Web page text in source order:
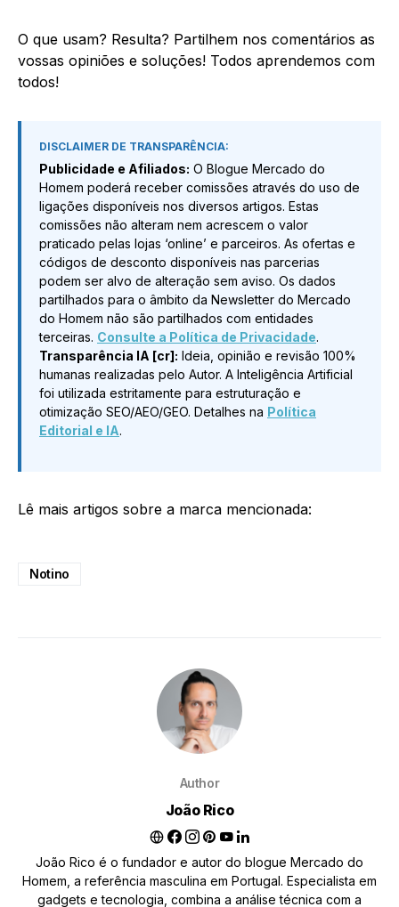
O que usam? Resulta? Partilhem nos comentários as
vossas opiniões e soluções! Todos aprendemos com
todos!
DISCLAIMER DE TRANSPARÊNCIA:
Publicidade e Afiliados: O Blogue Mercado do
Homem poderá receber comissões através do uso de
ligações disponíveis nos diversos artigos. Estas
comissões não alteram nem acrescem o valor
praticado pelas lojas ‘online’ e parceiros. As ofertas e
códigos de desconto disponíveis nas parcerias
podem ser alvo de alteração sem aviso. Os dados
partilhados para o âmbito da Newsletter do Mercado
do Homem não são partilhados com entidades
terceiras. Consulte a Política de Privacidade.
Transparência IA [cr]: Ideia, opinião e revisão 100%
humanas realizadas pelo Autor. A Inteligência Artificial
foi utilizada estritamente para estruturação e
otimização SEO/AEO/GEO. Detalhes na Política
Editorial e IA.
Lê mais artigos sobre a marca mencionada:
Notino
Author
João Rico
João Rico é o fundador e autor do blogue Mercado do
Homem, a referência masculina em Portugal. Especialista em
gadgets e tecnologia, combina a análise técnica com a